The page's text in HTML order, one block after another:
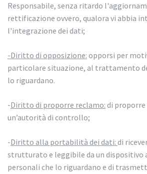
Responsabile, senza ritardo
rettificazione ovvero, qualora vi abbia
l'integrazione dei dati;
-Diritto di opposizione: opporsi per
particolare situazione, al trattamento
lo riguardano.
-Diritto di proporre reclamo: di proporre
un’autorità di controllo;
-Diritto alla portabilità dei dati: di
strutturato e leggibile da un dispositivo
personali che lo riguardano e di